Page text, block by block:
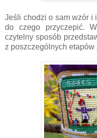
Jeśli chodzi o sam wzór i
do czego przyczepić.
czytelny sposób
z poszczególnych